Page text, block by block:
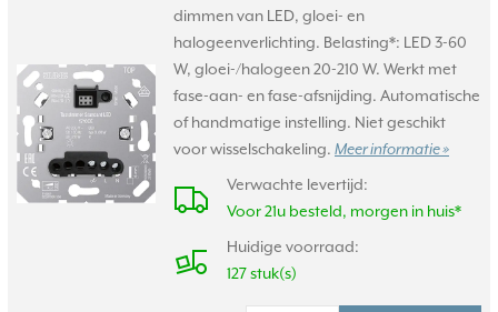
dimmen van LED, gloei- en
halogeenverlichting. Belasting*: LED 3-60
W, gloei-/halogeen 20-210 W. Werkt met
fase-aan- en fase-afsnijding. Automatische
of handmatige instelling. Niet geschikt
voor wisselschakeling. Meer informatie »
Verwachte levertijd:
Voor 21u besteld, morgen in huis*
Huidige voorraad:
127 stuk(s)